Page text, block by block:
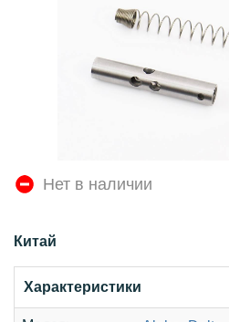
Нет в наличии
Китай
Характеристики